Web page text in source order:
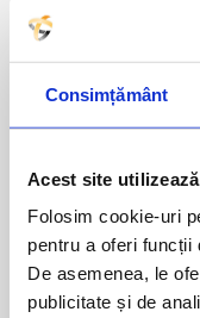
Consimțământ
Acest site
Folosim cookie-uri
pentru a oferi funcții
De asemenea, le
publicitate și de
Plecari cu
OLANDA
destinatii
AMSTERDAM
BREDA
DEN HAAG
EINDHOVEN